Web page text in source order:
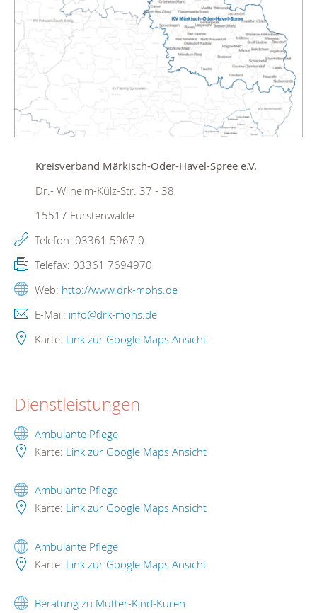
Kreisverband Märkisch-Oder-Havel-Spree e.V.
Dr.- Wilhelm-Külz-Str. 37 - 38
15517 Fürstenwalde
Telefon: 03361 5967 0
Telefax: 03361 7694970
Web: http://www.drk-mohs.de
E-Mail: info@drk-mohs.de
Karte: Link zur Google Maps Ansicht
Dienstleistungen
Ambulante Pflege
Karte: Link zur Google Maps Ansicht
Ambulante Pflege
Karte: Link zur Google Maps Ansicht
Ambulante Pflege
Karte: Link zur Google Maps Ansicht
Beratung zu Mutter-Kind-Kuren